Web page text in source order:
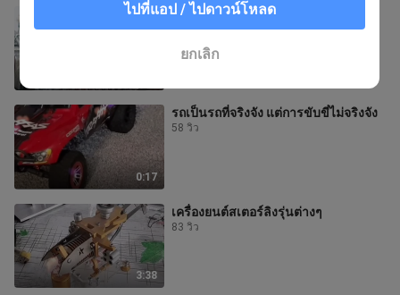
RC ถังรกร้าง
33 วิว
0:17
รถเป็นรถที่จริงจัง แต่การขับขี่ไม่จริงจัง
58 วิว
3:38
เครื่องยนต์สเตอร์ลิงรุ่นต่างๆ
83 วิว
ไปที่แอป / ไปดาวน์โหลด
ยกเลิก